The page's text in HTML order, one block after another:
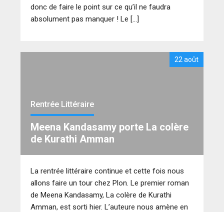
donc de faire le point sur ce qu’il ne faudra
absolument pas manquer ! Le […]
22 août
Rentrée Littéraire
Meena Kandasamy porte La colère
de Kurathi Amman
La rentrée littéraire continue et cette fois nous
allons faire un tour chez Plon. Le premier roman
de Meena Kandasamy, La colère de Kurathi
Amman, est sorti hier. L’auteure nous amène en